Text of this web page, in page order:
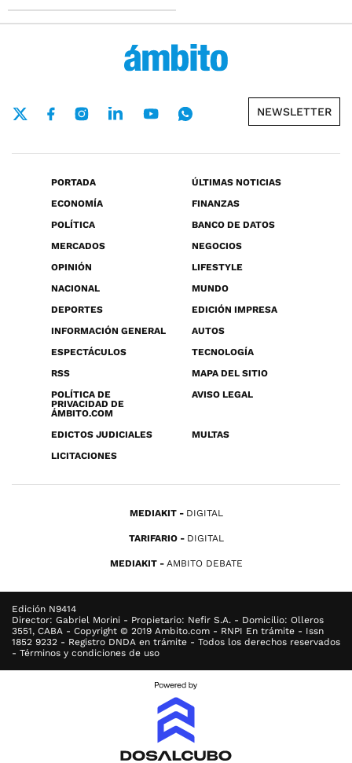
NEWSLETTER
PORTADA
ÚLTIMAS NOTICIAS
ECONOMÍA
FINANZAS
POLÍTICA
BANCO DE DATOS
MERCADOS
NEGOCIOS
OPINIÓN
LIFESTYLE
NACIONAL
MUNDO
DEPORTES
EDICIÓN IMPRESA
INFORMACIÓN GENERAL
AUTOS
ESPECTÁCULOS
TECNOLOGÍA
RSS
MAPA DEL SITIO
POLÍTICA DE
PRIVACIDAD DE
ÁMBITO.COM
AVISO LEGAL
EDICTOS JUDICIALES
MULTAS
LICITACIONES
MEDIAKIT DIGITAL
TARIFARIO DIGITAL
MEDIAKIT AMBITO DEBATE
Edición N9414
Director: Gabriel Morini - Propietario: Nefir S.A. - Domicilio: Olleros
3551, CABA - Copyright © 2019 Ambito.com - RNPI En trámite - Issn
1852 9232 - Registro DNDA en trámite - Todos los derechos reservados
- Términos y condiciones de uso